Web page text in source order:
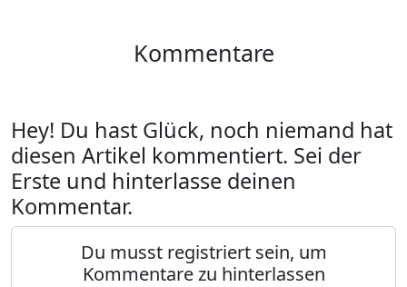
Kommentare
Hey! Du hast Glück, noch niemand hat
diesen Artikel kommentiert. Sei der
Erste und hinterlasse deinen
Kommentar.
Du musst registriert sein, um
Kommentare zu hinterlassen